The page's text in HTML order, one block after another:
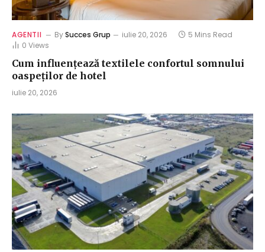
AGENTII BySucces Grup iulie 20, 2026
5 Mins Read
0 Views
Cum influențează textilele confortul somnului
oaspeților de hotel
iulie 20, 2026